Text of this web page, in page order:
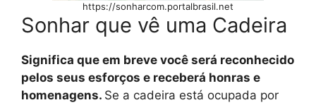
https://sonharcom.portalbrasil.net
Sonhar que vê uma Cadeira
Significa que em breve você será reconhecido
pelos seus esforços e receberá honras e
homenagens. Se a cadeira está ocupada por